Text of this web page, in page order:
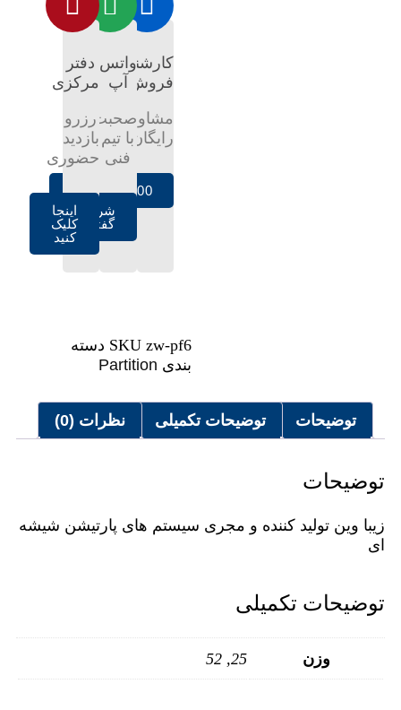
کارشناس
فروش
مشاوره
رایگان
02128421100
واتس
آپ
صحبت
با تیم
فنی
شروع
گفتگو
دفتر
مرکزی
رزرو
بازدید
حضوری
اینجا
کلیک
کنید
SKU zw-pf6
دسته
بندی Partition
توضیحات توضیحات تکمیلی نظرات (0)
توضیحات
زیبا وین تولید کننده و مجری سیستم های پارتیشن شیشه
ای
توضیحات تکمیلی
وزن 25, 52